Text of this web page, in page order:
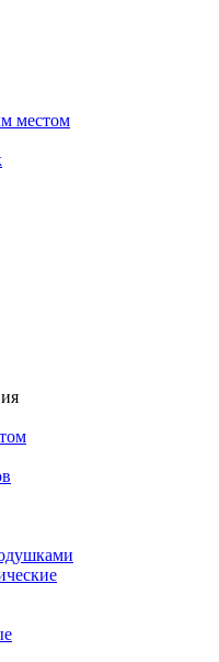
местом